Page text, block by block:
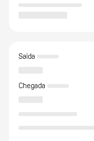
Saída
Chegada